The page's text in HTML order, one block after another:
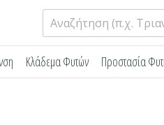
Αναζήτηση
για:
Κλάδεμα Φυτών Προστασία